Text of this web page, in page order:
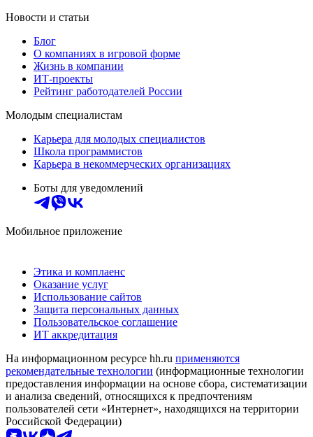
Новости и статьи
Блог
О компаниях в игровой форме
Жизнь в компании
ИТ-проекты
Рейтинг работодателей России
Молодым специалистам
Карьера для молодых специалистов
Школа программистов
Карьера в некоммерческих организациях
Боты для уведомлений
Мобильное приложение
Этика и комплаенс
Оказание услуг
Использование сайтов
Защита персональных данных
Пользовательское соглашение
ИТ аккредитация
На информационном ресурсе hh.ru применяются
рекомендательные технологии (информационные технологии
предоставления информации на основе сбора, систематизации
и анализа сведений, относящихся к предпочтениям
пользователей сети «Интернет», находящихся на территории
Российской Федерации)